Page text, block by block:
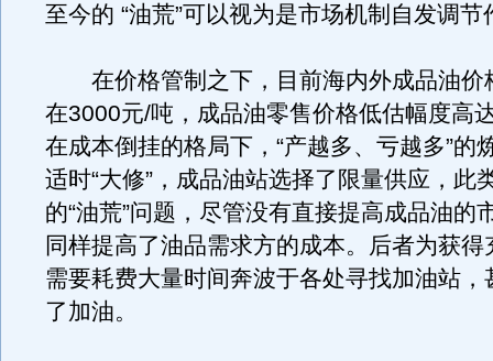
至今的 “油荒”可以视为是市场机制自发调
在价格管制之下，目前海内外成品油价
在3000元/吨，成品油零售价格低估幅度高
在成本倒挂的格局下，“产越多、亏越多”的
适时“大修”，成品油站选择了限量供应，此
的“油荒”问题，尽管没有直接提高成品油的
同样提高了油品需求方的成本。后者为获得
需要耗费大量时间奔波于各处寻找加油站，
了加油。